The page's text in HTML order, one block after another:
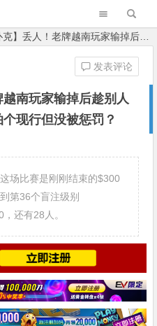
！老牌越南玩家输掉后趁别人去庆祝偷拿回筹码，被拍个现行但没被惩罚？
越南玩家输掉后趁别人
现行但没被惩罚？
发表评论
场比赛是刚刚结束的$300
第36个盲注级别
还有28人。